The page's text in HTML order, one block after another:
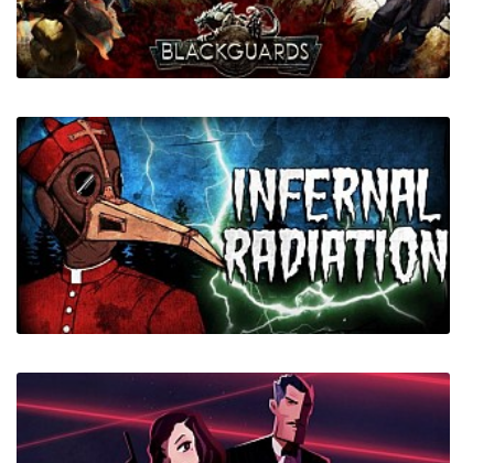
InnerSpace
Blackguards